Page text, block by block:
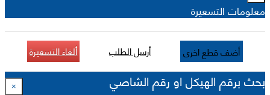
معلومات التسعيرة
أضف قطع اخرى أرسل الطلب ألغاء التسعيرة
بحث برقم الهيكل او رقم الشاصي ×